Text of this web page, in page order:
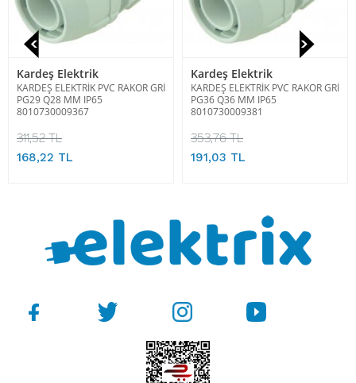
Kardeş Elektrik
KARDEŞ ELEKTRİK PVC RAKOR GRİ
PG29 Q28 MM IP65
8010730009367
311,52 TL
168,22 TL
Kardeş Elektrik
KARDEŞ ELEKTRİK PVC RAKOR GRİ
PG36 Q36 MM IP65
8010730009381
353,76 TL
191,03 TL